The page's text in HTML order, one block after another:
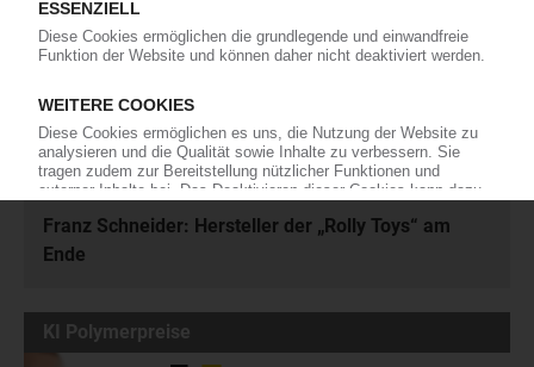
KED Ahead: Deutscher Fahrradhelm-Hersteller
verlagert Produktion
Gerresheimer: Verkauf der
Kunststoffverpackungssparte
Franz Schneider: Hersteller der „Rolly Toys“ am
Ende
KI Polymerpreise